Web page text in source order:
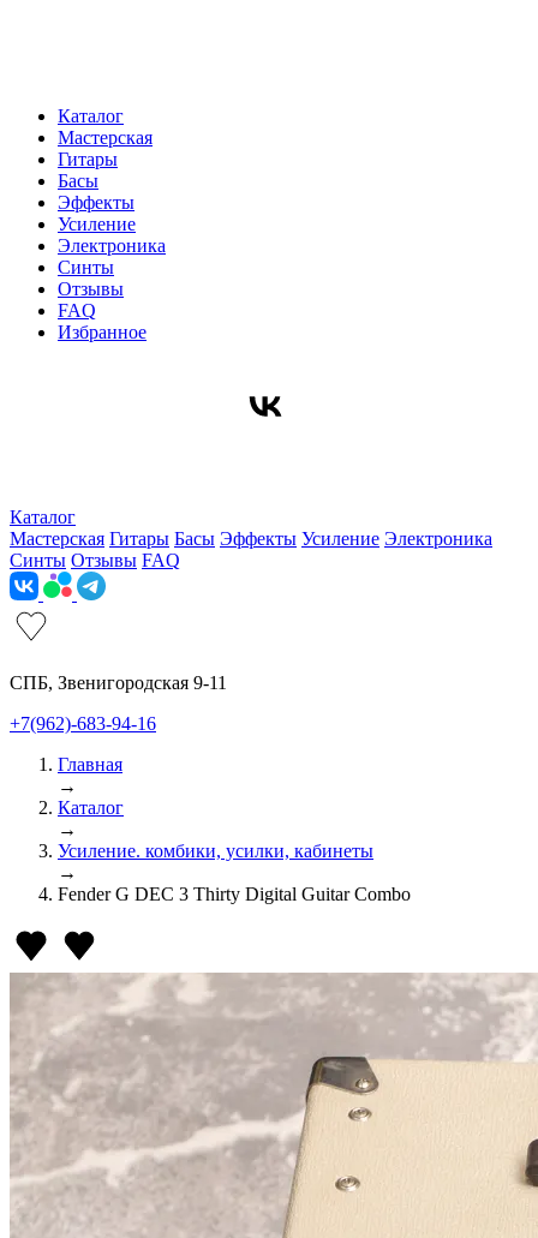
Каталог
Мастерская
Гитары
Басы
Эффекты
Усиление
Электроника
Синты
Отзывы
FAQ
Избранное
Каталог
Мастерская Гитары Басы Эффекты Усиление Электроника
Синты Отзывы FAQ
СПБ, Звенигородская 9-11
+7(962)-683-94-16
Главная
→
Каталог
→
Усиление. комбики, усилки, кабинеты
→
Fender G DEC 3 Thirty Digital Guitar Combo